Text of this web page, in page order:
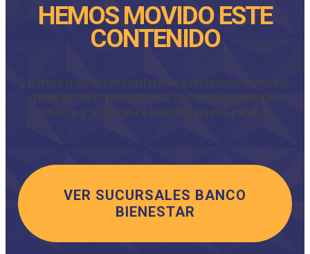
HEMOS MOVIDO ESTE
CONTENIDO
Hemos movido el contenido a un nuevo dominio,
para ver el contenido haz clic en el siguiente
enlace y te llevará a nuestra nueva página.
VER SUCURSALES BANCO
BIENESTAR